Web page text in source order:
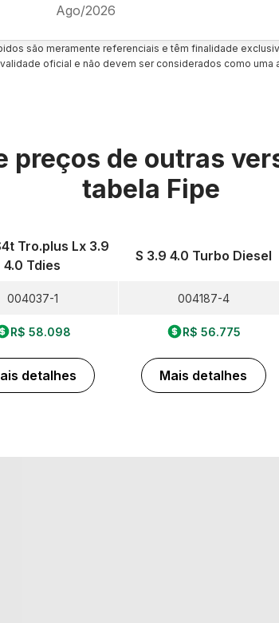
Ago/2026
são meramente referenciais e têm finalidade
oficial e não devem ser considerados como uma
preços de outras
tabela Fipe
Tro.plus Lx 3.9
4.0 Tdies
004037-1
R$ 58.098
detalhes
S 3.9 4.0 Turbo Diesel
004187-4
R$ 56.775
Mais detalhes